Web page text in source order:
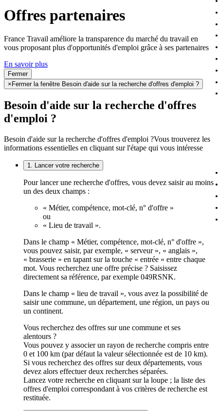
Offres partenaires
France Travail améliore la transparence du marché du travail en
vous proposant plus d'opportunités d'emploi grâce à ses partenaires
En savoir plus
Fermer
× Fermer la fenêtre Besoin d'aide sur la recherche d'offres d'emploi ?
Besoin d'aide sur la recherche d'offres
d'emploi ?
Besoin d'aide sur la recherche d'offres d'emploi ?Vous trouverez les
informations essentielles en cliquant sur l'étape qui vous intéresse
1. Lancer votre recherche
Pour lancer une recherche d'offres, vous devez saisir au moins
un des deux champs :
« Métier, compétence, mot-clé, n° d'offre »
ou
« Lieu de travail ».
Dans le champ « Métier, compétence, mot-clé, n° d'offre »,
vous pouvez saisir, par exemple, « serveur », « anglais »,
« brasserie » en tapant sur la touche « entrée » entre chaque
mot. Vous recherchez une offre précise ? Saisissez
directement sa référence, par exemple 049RSNK.
Dans le champ « lieu de travail », vous avez la possibilité de
saisir une commune, un département, une région, un pays ou
un continent.
Vous recherchez des offres sur une commune et ses
alentours ?
Vous pouvez y associer un rayon de recherche compris entre
0 et 100 km (par défaut la valeur sélectionnée est de 10 km).
Si vous recherchez des offres sur deux départements, vous
devez alors effectuer deux recherches séparées.
Lancez votre recherche en cliquant sur la loupe ; la liste des
offres d'emploi correspondant à vos critères de recherche est
restituée.